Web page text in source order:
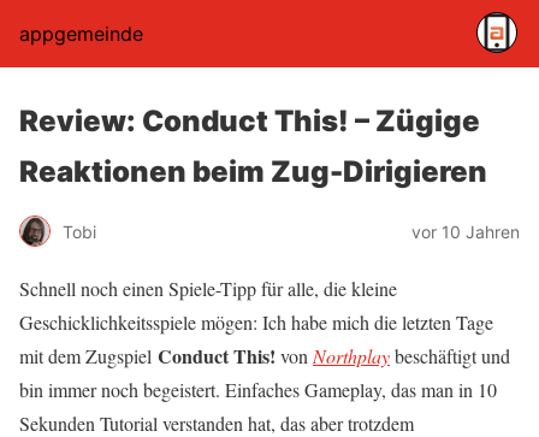
appgemeinde
Review: Conduct This! – Zügige
Reaktionen beim Zug-Dirigieren
Tobi vor 10 Jahren
Schnell noch einen Spiele-Tipp für alle, die kleine
Geschicklichkeitsspiele mögen: Ich habe mich die letzten Tage
mit dem Zugspiel Conduct This! von Northplaybeschäftigt und
bin immer noch begeistert. Einfaches Gameplay, das man in 10
Sekunden Tutorial verstanden hat, das aber trotzdem